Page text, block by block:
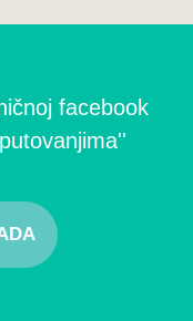
facebook